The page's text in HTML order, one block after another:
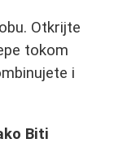
Otkrijte
tokom
i
Biti